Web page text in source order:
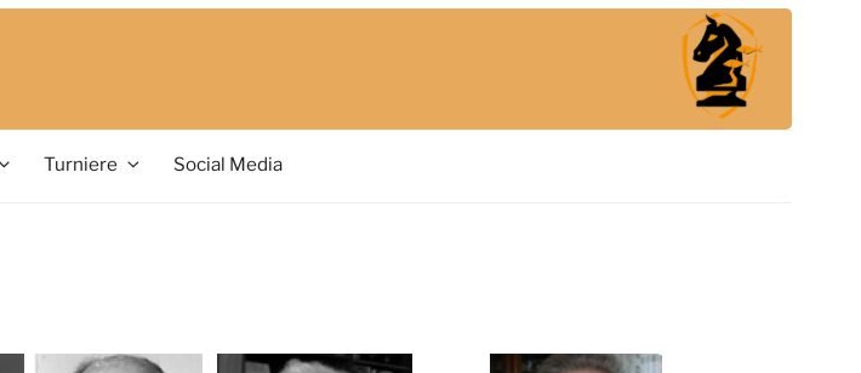
Turniere Social Media